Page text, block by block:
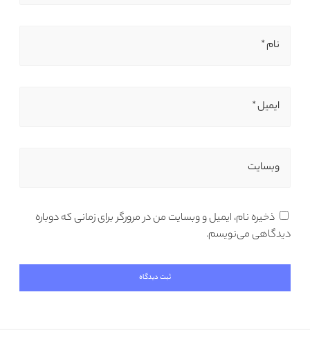
نام *
ایمیل *
وبسایت
ذخیره نام، ایمیل و وبسایت من در مرورگر برای زمانی که دوباره
دیدگاهی می‌نویسم.